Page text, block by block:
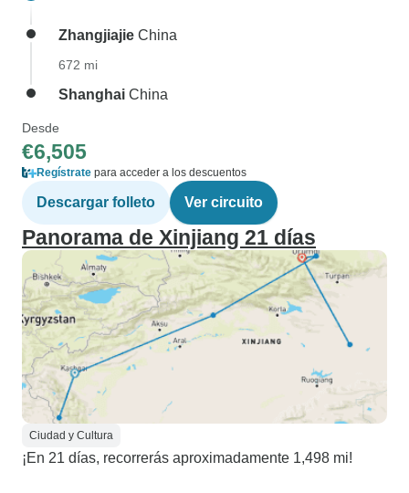
Zhangjiajie China
672 mi
Shanghai China
Desde
€6,505
Regístrate para acceder a los descuentos
Descargar folleto Ver circuito
Panorama de Xinjiang 21 días
Ciudad y Cultura
¡En 21 días, recorrerás aproximadamente 1,498 mi!